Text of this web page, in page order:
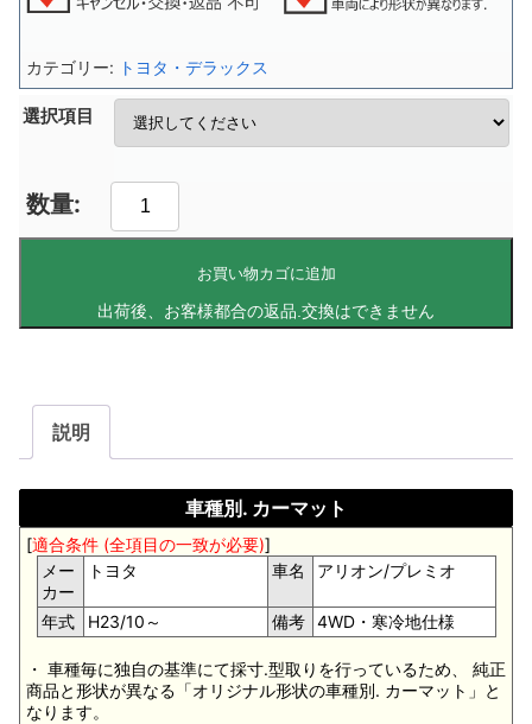
選択項目
お買い物カゴに追加
カテゴリー: トヨタ・デラックス
説明
車種別. カーマット
[適合条件 (全項目の一致が必要)]
メー
カー
トヨタ 車名 アリオン/プレミオ
年式 H23/10～ 備考 4WD・寒冷地仕様
・ 車種毎に独自の基準にて採寸.型取りを行っているため、 純正
商品と形状が異なる「オリジナル形状の車種別. カーマット」と
なります。